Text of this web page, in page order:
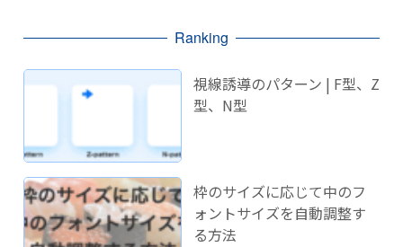
Ranking
視線誘導のパターン | F型、Z
型、N型
枠のサイズに応じて中のフ
ォントサイズを自動調整す
る方法